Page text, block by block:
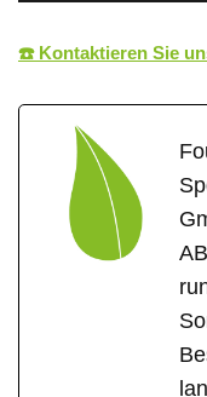
☎️ Kontaktieren Sie